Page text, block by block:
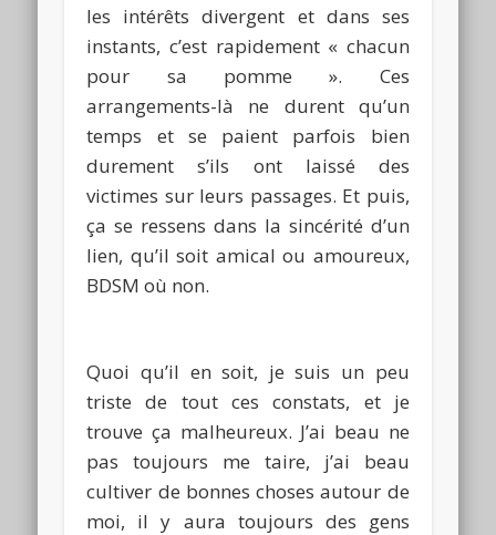
les intérêts divergent et dans ses
instants, c’est rapidement « chacun
pour sa pomme ». Ces
arrangements-là ne durent qu’un
temps et se paient parfois bien
durement s’ils ont laissé des
victimes sur leurs passages. Et puis,
ça se ressens dans la sincérité d’un
lien, qu’il soit amical ou amoureux,
BDSM où non.
Quoi qu’il en soit, je suis un peu
triste de tout ces constats, et je
trouve ça malheureux. J’ai beau ne
pas toujours me taire, j’ai beau
cultiver de bonnes choses autour de
moi, il y aura toujours des gens